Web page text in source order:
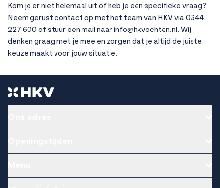
Kom je er niet helemaal uit of heb je een specifieke vraag?
Neem gerust contact op met het team van HKV via 0344
227 600 of stuur een mail naar info@hkvochten.nl. Wij
denken graag met je mee en zorgen dat je altijd de juiste
keuze maakt voor jouw situatie.